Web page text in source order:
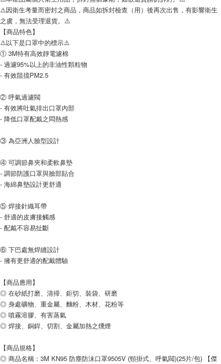
每筆NT$200，滿NT$5,000(含以上)免運費
⚠️因衛生考量而密封之商品，商品如拆封檢查（用）後再次出售，有影響衛生
之虞，無法受理退貨。⚠️
【商品特色】
⚠️以下是口罩中的標示⚠️
① 3M特有高效靜電濾棉
- 過濾95%以上的非油性顆粒物
- 有效阻擋PM2.5
② 呼氣過濾閥
- 有效將吐氣排出口罩內部
- 降低口罩配戴之悶熱感
③ 為亞洲人臉型設計
④ 可調節鼻夾和柔軟鼻墊
- 調節防護口罩與臉部貼合
- 海綿鼻墊設計更舒適
⑤ 焊接針織耳帶
- 舒適的皮膚接觸感
- 配戴不容易扯斷
⑥ 下巴處無焊縫設計
- 擁有更舒適的配戴體驗
【商品應用】
◎ 在砂紙打磨、清掃、鉅切、裝袋、研磨
◎ 身處礦物、重金屬、麵粉、木材、花粉等
◎ 噴霧溶膠、有害蒸氣
◎ 焊接、銅銲、切割、金屬加熱之燻煙
【商品規格】
◎ 商品名稱：3M KN95 防塵防沫口罩9505V (頸掛式、呼氣閥)(25片/包) 【傑